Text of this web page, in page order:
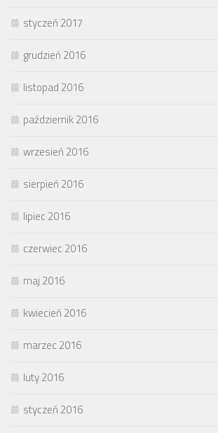
styczeń 2017
grudzień 2016
listopad 2016
październik 2016
wrzesień 2016
sierpień 2016
lipiec 2016
czerwiec 2016
maj 2016
kwiecień 2016
marzec 2016
luty 2016
styczeń 2016